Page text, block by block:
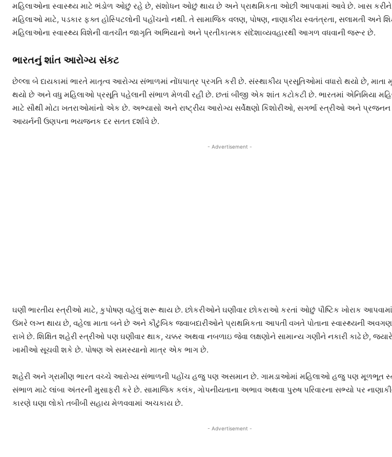
મહિલાઓના સ્વાસ્થ્ય માટે ભંડોળ ઓછું રહે છે, સંશોધન ઓછું થાય છે અને પ્રાથમિકતા ઓછી આપવામાં આવે છે. ખાસ કરીને
મહિલાઓ માટે, પડકાર ફક્ત હોસ્પિટલોની પહોંચનો નથી. તે સામાજિક વલણ, પોષણ, નાણાકીય સ્વતંત્રતા, સલામતી અને
મહિલાઓના સ્વાસ્થ્ય વિશેની વાતચીત જાગૃતિ અભિયાનો અને પ્રતીકાત્મક સંદેશાવ્યવહારથી આગળ વધવાની જરૂર છે.
ભારતનું શાંત આરોગ્ય સંકટ
છેલ્લા બે દાયકામાં ભારતે માતૃત્વ આરોગ્ય સંભાળમાં નોંધપાત્ર પ્રગતિ કરી છે. સંસ્થાકીય પ્રસૂતિઓમાં વધારો થયો છે, માતા
થયો છે અને વધુ મહિલાઓ પ્રસૂતિ પહેલાની સંભાળ મેળવી રહી છે. છતાં બીજી એક શાંત કટોકટી છે. ભારતમાં એનિમિયા
માટે સૌથી મોટા ખતરાઓમાંનો એક છે. અભ્યાસો અને રાષ્ટ્રીય આરોગ્ય સર્વેક્ષણો કિશોરીઓ, સગર્ભા સ્ત્રીઓ અને
આયર્નની ઉણપના ભયજનક દર સતત દર્શાવે છે.
- Advertisement -
ઘણી ભારતીય સ્ત્રીઓ માટે, કુપોષણ વહેલું શરૂ થાય છે. છોકરીઓને ઘણીવાર છોકરાઓ કરતાં ઓછું પૌષ્ટિક ખોરાક
ઉંમરે લગ્ન થાય છે, વહેલા માતા બને છે અને કૌટુંબિક જવાબદારીઓને પ્રાથમિકતા આપતી વખતે પોતાના સ્વાસ્થ્યની
રાખે છે. શિક્ષિત શહેરી સ્ત્રીઓ પણ ઘણીવાર થાક, ચક્કર અથવા નબળાઇ જેવા લક્ષણોને સામાન્ય ગણીને નકારી કાઢે છે,
ખામીઓ સૂચવી શકે છે. પોષણ એ સમસ્યાનો માત્ર એક ભાગ છે.
શહેરી અને ગ્રામીણ ભારત વચ્ચે આરોગ્ય સંભાળની પહોંચ હજુ પણ અસમાન છે. ગામડાઓમાં મહિલાઓ હજુ પણ મૂળભૂત
સંભાળ માટે લાંબા અંતરની મુસાફરી કરે છે. સામાજિક કલંક, ગોપનીયતાના અભાવ અથવા પુરુષ પરિવારના સભ્યો પર
કારણે ઘણા લોકો તબીબી સહાય મેળવવામાં અચકાય છે.
- Advertisement -